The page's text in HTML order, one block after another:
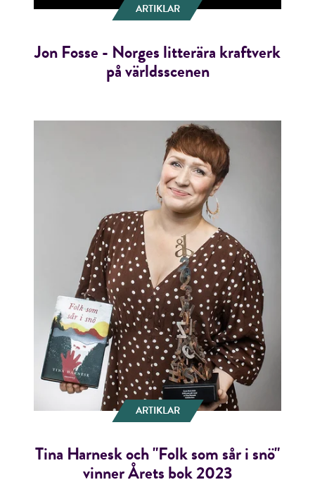
ARTIKLAR
Jon Fosse - Norges litterära kraftverk
på världsscenen
ARTIKLAR
Tina Harnesk och "Folk som sår i snö"
vinner Årets bok 2023